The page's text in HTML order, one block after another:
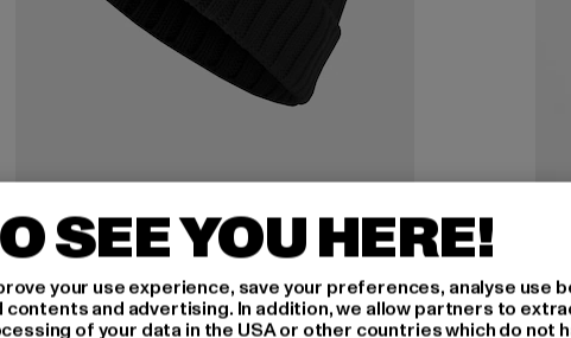
MSTRDS
EUR 14,00
Derzeitiger Preis: EUR 14,00
EUR 34,99Aktionspreis: EUR 34,99
SEE YOU HERE!
your use experience, save your preferences, analyse use
and advertising. In addition, we allow partners to
of your data in the USA or other countries which do not